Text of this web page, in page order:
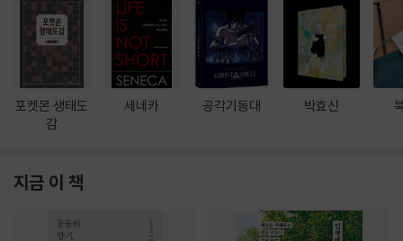
포켓몬 생태도
감
세네카 공각기동대 박효신
지금 이 책